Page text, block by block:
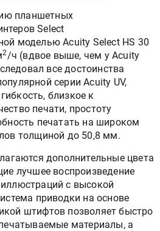
планшетных
Select
моделью Acuity Select HS 30
2/ч (вдвое выше, чем у Acuity
все достоинства
серии Acuity UV,
близкое к
печати, простоту
печатать на широком
толщиной до 50,8 мм.
дополнительные цвета
лучшее воспроизведение
с высокой
приводки на основе
штифтов позволяет быстро
материалы, а